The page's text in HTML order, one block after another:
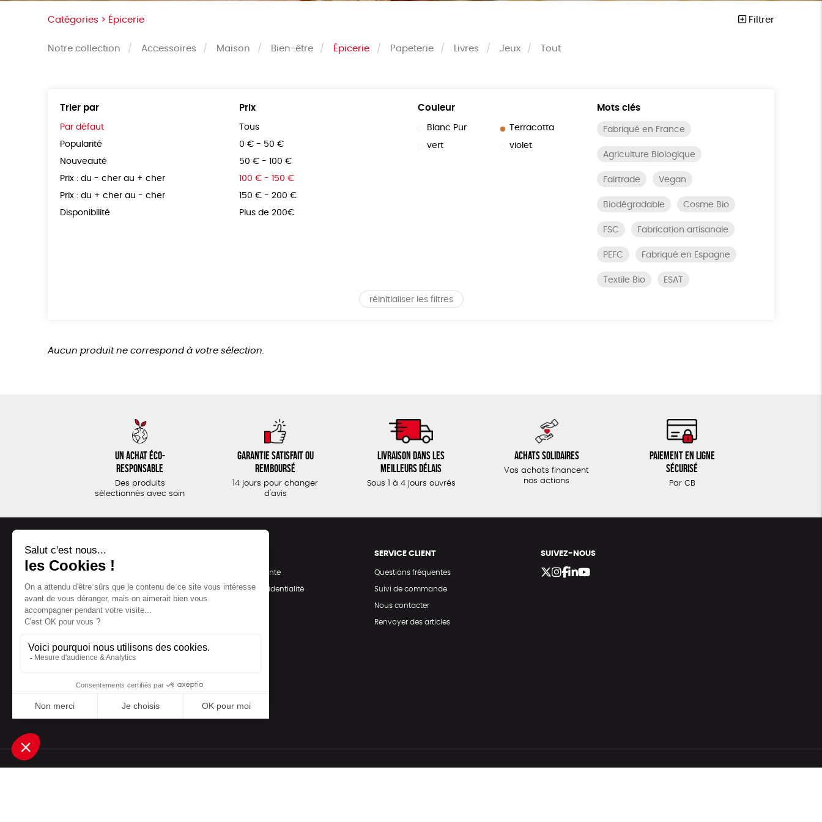
Catégories > Épicerie Filtrer
Notre collection Accessoires Maison Bien-être Épicerie Papeterie Livres Jeux Tout
Trier par
Par défaut
Popularité
Nouveauté
Prix : du - cher au + cher
Prix : du + cher au - cher
Disponibilité
Prix
Tous
0 € - 50 €
50 € - 100 €
100 € - 150 €
150 € - 200 €
Plus de 200€
Couleur
Blanc Pur Terracotta
vert violet
Mots clés
Fabriqué en France
Agriculture Biologique
Fairtrade Vegan
Biodégradable Cosme Bio
FSC Fabrication artisanale
PEFC Fabriqué en Espagne
Textile Bio ESAT
réinitialiser les filtres
Aucun produit ne correspond à votre sélection.
Un achat éco-
responsable
Des produits
sélectionnés avec soin
Garantie satisfait ou
remboursé
14 jours pour changer
d'avis
Livraison dans les
meilleurs délais
Sous 1 à 4 jours ouvrés
Achats solidaires
Vos achats financent
nos actions
Paiement en ligne
sécurisé
Par CB
NOS PRODUITS
Notre collection
Accessoires
Bien-être
Papeterie
Conditions de vente
Politique de confidentialité
SERVICE CLIENT
Questions fréquentes
Suivi de commande
Nous contacter
Renvoyer des articles
SUIVEZ-NOUS